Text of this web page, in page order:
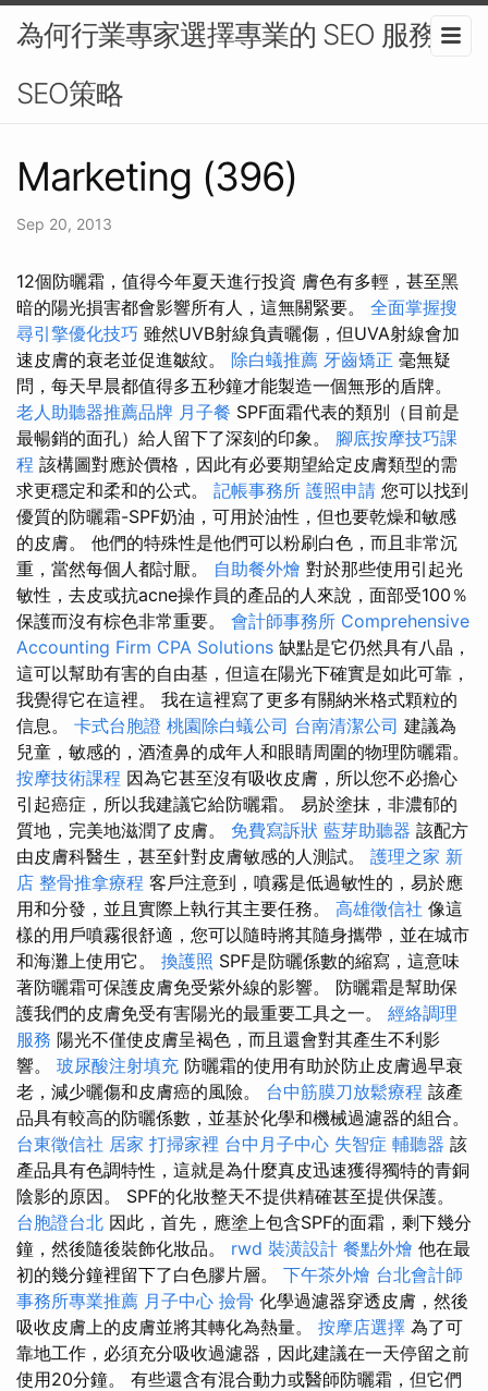
為何行業專家選擇專業的 SEO 服務 -
SEO策略
Marketing (396)
Sep 20, 2013
12個防曬霜，值得今年夏天進行投資 膚色有多輕，甚至黑
暗的陽光損害都會影響所有人，這無關緊要。 全面掌握搜
尋引擎優化技巧 雖然UVB射線負責曬傷，但UVA射線會加
速皮膚的衰老並促進皺紋。 除白蟻推薦 牙齒矯正 毫無疑
問，每天早晨都值得多五秒鐘才能製造一個無形的盾牌。
老人助聽器推薦品牌 月子餐 SPF面霜代表的類別（目前是
最暢銷的面孔）給人留下了深刻的印象。 腳底按摩技巧課
程 該構圖對應於價格，因此有必要期望給定皮膚類型的需
求更穩定和柔和的公式。 記帳事務所 護照申請 您可以找到
優質的防曬霜-SPF奶油，可用於油性，但也要乾燥和敏感
的皮膚。 他們的特殊性是他們可以粉刷白色，而且非常沉
重，當然每個人都討厭。 自助餐外燴 對於那些使用引起光
敏性，去皮或抗acne操作員的產品的人來說，面部受100％
保護而沒有棕色非常重要。 會計師事務所 Comprehensive
Accounting Firm CPA Solutions 缺點是它仍然具有八晶，
這可以幫助有害的自由基，但這在陽光下確實是如此可靠，
我覺得它在這裡。 我在這裡寫了更多有關納米格式顆粒的
信息。 卡式台胞證 桃園除白蟻公司 台南清潔公司 建議為
兒童，敏感的，酒渣鼻的成年人和眼睛周圍的物理防曬霜。
按摩技術課程 因為它甚至沒有吸收皮膚，所以您不必擔心
引起癌症，所以我建議它給防曬霜。 易於塗抹，非濃郁的
質地，完美地滋潤了皮膚。 免費寫訴狀 藍芽助聽器 該配方
由皮膚科醫生，甚至針對皮膚敏感的人測試。 護理之家 新
店 整骨推拿療程 客戶注意到，噴霧是低過敏性的，易於應
用和分發，並且實際上執行其主要任務。 高雄徵信社 像這
樣的用戶噴霧很舒適，您可以隨時將其隨身攜帶，並在城市
和海灘上使用它。 換護照 SPF是防曬係數的縮寫，這意味
著防曬霜可保護皮膚免受紫外線的影響。 防曬霜是幫助保
護我們的皮膚免受有害陽光的最重要工具之一。 經絡調理
服務 陽光不僅使皮膚呈褐色，而且還會對其產生不利影
響。 玻尿酸注射填充 防曬霜的使用有助於防止皮膚過早衰
老，減少曬傷和皮膚癌的風險。 台中筋膜刀放鬆療程 該產
品具有較高的防曬係數，並基於化學和機械過濾器的組合。
台東徵信社 居家 打掃家裡 台中月子中心 失智症 輔聽器 該
產品具有色調特性，這就是為什麼真皮迅速獲得獨特的青銅
陰影的原因。 SPF的化妝整天不提供精確甚至提供保護。
台胞證台北 因此，首先，應塗上包含SPF的面霜，剩下幾分
鐘，然後隨後裝飾化妝品。 rwd 裝潢設計 餐點外燴 他在最
初的幾分鐘裡留下了白色膠片層。 下午茶外燴 台北會計師
事務所專業推薦 月子中心 撿骨 化學過濾器穿透皮膚，然後
吸收皮膚上的皮膚並將其轉化為熱量。 按摩店選擇 為了可
靠地工作，必須充分吸收過濾器，因此建議在一天停留之前
使用20分鐘。 有些還含有混合動力或醫師防曬霜，但它們